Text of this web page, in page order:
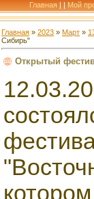
Главная | | Мой
Главная » 2023 » Март »
Сибирь"
Открытый